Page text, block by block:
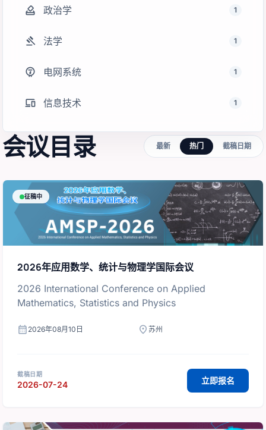
how_to_vote 政治学 1
gavel 法学 1
electric_meter 电网系统 1
devices 信息技术 1
会议目录 最新 热门 截稿日期
征稿中
2026年应用数学、统计与物理学国际会议
2026 International Conference on Applied
Mathematics, Statistics and Physics
calendar_month 2026年08月10日 location_on 苏州
截稿日期
2026-07-24 立即报名